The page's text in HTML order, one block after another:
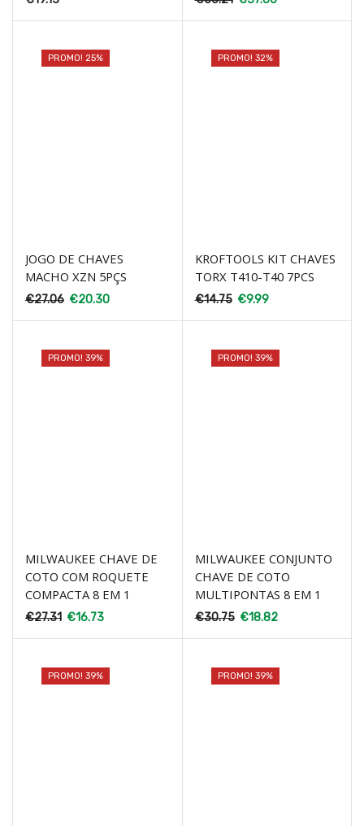
PROMO! 25%
JOGO DE CHAVES
MACHO XZN 5PÇS
€27.06 €20.30
PROMO! 32%
KROFTOOLS KIT CHAVES
TORX T410-T40 7PCS
€14.75 €9.99
PROMO! 39%
MILWAUKEE CHAVE DE
COTO COM ROQUETE
COMPACTA 8 EM 1
€27.31 €16.73
PROMO! 39%
MILWAUKEE CONJUNTO
CHAVE DE COTO
MULTIPONTAS 8 EM 1
€30.75 €18.82
PROMO! 39% PROMO! 39%